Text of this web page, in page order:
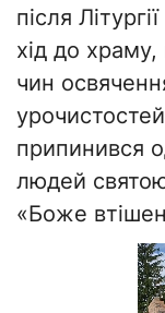
після
хід до
чин
припинився
людей
«Боже